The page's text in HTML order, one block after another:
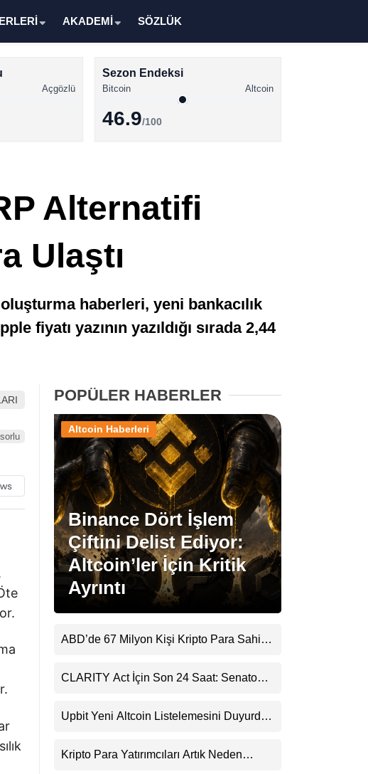
Facebook
Instagram
Youtube
TikTok
Pinterest
AKADEMİ SÖZLÜK
Açgözlü
Sezon Endeksi
Bitcoin Altcoin
46.9/100
Alternatifi
Ulaştı
haberleri, yeni bankacılık
fiyatı yazının yazıldığı sırada 2,44
POPÜLER HABERLER
Binance Dört İşlem
Çiftini Delist Ediyor:
Altcoin’ler İçin Kritik
Ayrıntı
Altcoin Haberleri
ABD’de 67 Milyon Kişi Kripto Para Sahibi:
CLARITY Act İçin Son 24 Saat: Senato
Beklentisini Bozabilir
Upbit Yeni Altcoin Listelemesini Duyurdu:
Görecek
Kripto Para Yatırımcıları Artık Neden